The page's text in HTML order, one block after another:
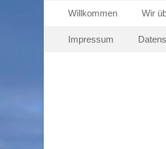
Primäres Menü
Inhalt
Willkommen Wir
Sekundäres
Inhalt
Impressum